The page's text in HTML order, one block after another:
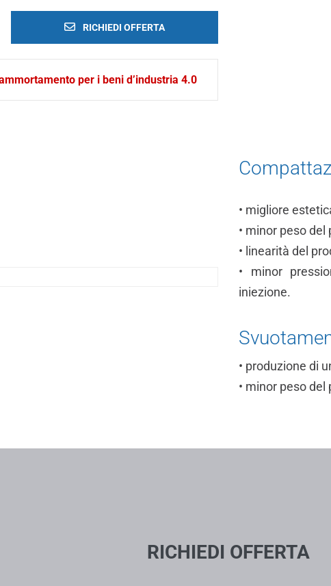
RICHIEDI OFFERTA
per i beni d’industria 4.0
• migliore
• minor peso del
• linearità del
• minor
iniezione.
• produzione di
• minor peso del
RICHIEDI OFFERTA